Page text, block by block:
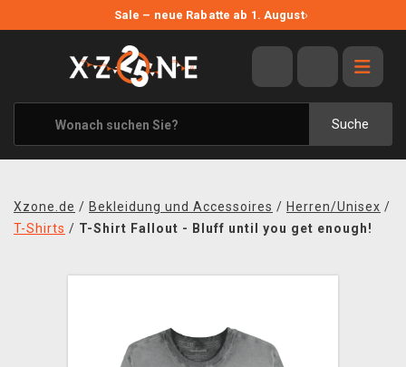
Sale – neue Rabatte ab 1. August›
Suche
ANGEBOTE
ALLE MARKEN
XZONE ORIGINALS
KLEIDUNG & ACCESSOIRES
BÜCHER & COMICS
Xzone.de / Bekleidung und Accessoires / Herren/Unisex /
T-Shirts / T-Shirt Fallout - Bluff until you get enough!